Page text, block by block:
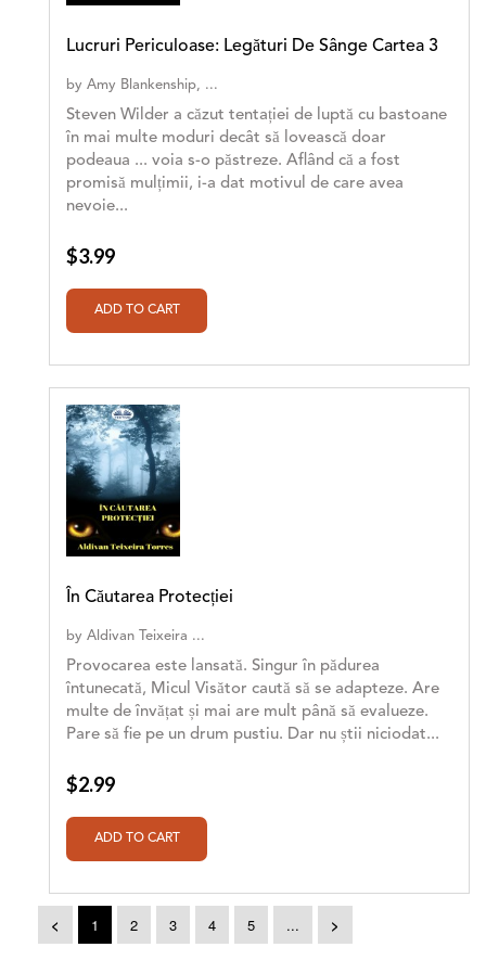
Lucruri Periculoase: Legături De Sânge Cartea 3
by Amy Blankenship, ...
Steven Wilder a căzut tentației de luptă cu bastoane
în mai multe moduri decât să lovească doar
podeaua ... voia s-o păstreze. Aflând că a fost
promisă mulțimii, i-a dat motivul de care avea
nevoie...
$3.99
În Căutarea Protecției
by Aldivan Teixeira ...
Provocarea este lansată. Singur în pădurea
întunecată, Micul Visător caută să se adapteze. Are
multe de învățat și mai are mult până să evalueze.
Pare să fie pe un drum pustiu. Dar nu știi niciodat...
$2.99
< 1 2 3 4 5 ... >